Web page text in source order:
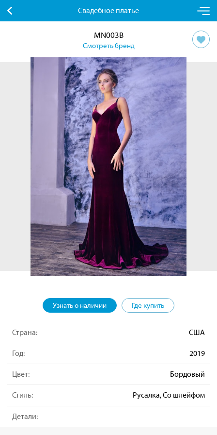
Свадебное платье
MN003B
Смотреть бренд
Узнать о наличии Где купить
Страна: США
Год: 2019
Цвет: Бордовый
Стиль: Русалка, Со шлейфом
Детали: